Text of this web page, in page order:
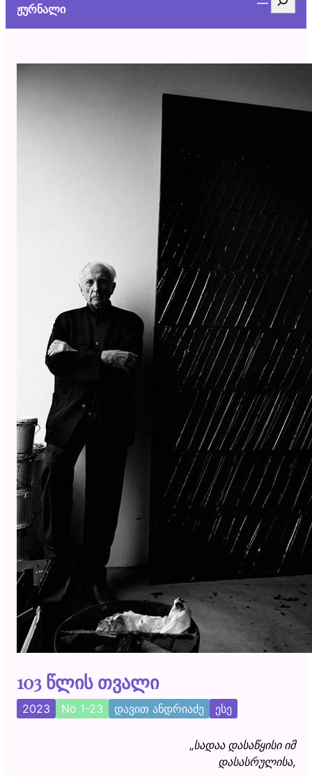
ჟურნალი
103 წლის თვალი
2023 No 1-23 დავით ანდრიაძე ესე
„სადაა დასაწყისი იმ
დასასრულისა,